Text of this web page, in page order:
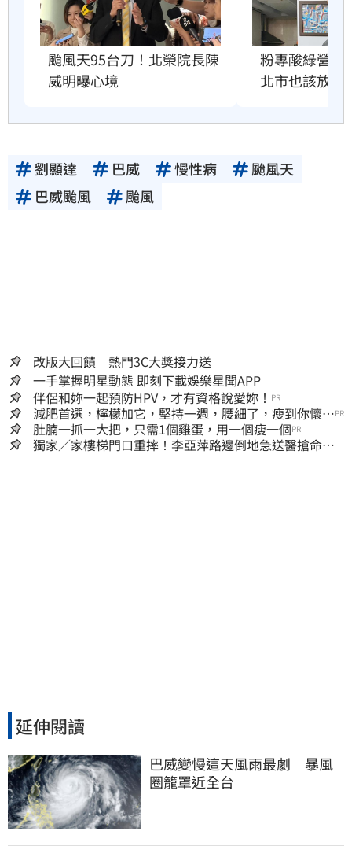
颱風天95台刀！北榮院長陳
威明曝心境
粉專酸綠營颱
北市也該放4天
劉顯達 巴威 慢性病
颱風天
巴威颱風
颱風
改版大回饋 熱門3C大獎接力送
一手掌握明星動態 即刻下載娛樂星聞APP
伴侶和妳一起預防HPV，才有資格說愛妳！ PR
減肥首選，檸檬加它，堅持一週，腰細了，瘦到你懷疑
人生
PR
肚腩一抓一大把，只需1個雞蛋，用一個瘦一個PR
獨家／家樓梯門口重摔！李亞萍路邊倒地急送醫搶命
延伸閱讀
巴威變慢這天風雨最劇　暴風
圈籠罩近全台